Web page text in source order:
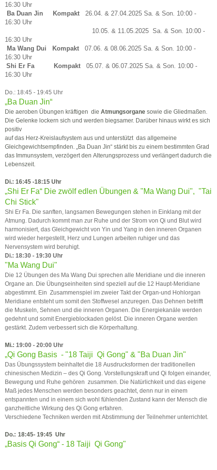
16:30 Uhr
Ba Duan Jin Kompakt 26.04. & 27.04.2025 Sa. & Son. 10:00 -
16:30 Uhr
10.05. & 11.05.2025 Sa. & Son. 10:00 -
16:30 Uhr
Ma Wang Dui Kompakt
07.06. & 08.06.2025 Sa. & Son. 10:00 -
16:30 Uhr
Shi Er Fa Kompakt 05.07. & 06.07.2025 Sa. & Son. 10:00 -
16:30 Uhr
Do.: 18:45 - 19:45 Uhr
„Ba Duan Jin“
Die aeroben Übungen kräftigen die Atmungsorgane sowie die Gliedmaßen.
Die Gelenke lockern sich und werden biegsamer. Darüber hinaus wirkt es sich
positiv
auf das Herz-Kreislaufsystem aus und unterstützt das allgemeine
Gleichgewichtsempfinden. „Ba Duan Jin“ stärkt bis zu einem bestimmten Grad
das Immunsystem, verzögert den Alterungsprozess und verlängert dadurch die
Lebenszeit.
Di.: 16:45 -18:15 Uhr
„Shi Er Fa“ Die zwölf edlen Übungen & "Ma Wang Dui", "Tai
Chi Stick"
Shi Er Fa. Die sanften, langsamen Bewegungen stehen in Einklang mit der
Atmung. Dadurch kommt man zur Ruhe und der Strom von Qi und Blut wird
harmonisiert, das Gleichgewicht von Yin und Yang in den inneren Organen
wird wieder hergestellt, Herz und Lungen arbeiten ruhiger und das
Nervensystem wird beruhigt.
Di.: 18:30 - 19:30 Uhr
"Ma Wang Dui"
Die 12 Übungen des Ma Wang Dui sprechen alle Meridiane und die inneren
Organe an. Die Übungseinheiten sind speziell auf die 12 Haupt-Meridiane
abgestimmt. Ein Zusammenspiel im zweier Takt der Organ-und Hohlorgan
Meridiane entsteht um somit den Stoffwesel anzuregen. Das Dehnen betrifft
die Muskeln, Sehnen und die inneren Organen. Die Energiekanäle werden
gedehnt und somit Energieblockaden gelöst. Die inneren Organe werden
gestärkt. Zudem verbessert sich die Körperhaltung.
Mi.: 19:00 - 20:00 Uhr
​„Qi Gong Basis - "18 Taiji Qi Gong" & "Ba Duan Jin"
Das Übungssystem beinhaltet die 18 Ausdrucksformen der traditionellen
chinesischen Medizin – des Qi Gong. Vorstellungskraft und Qi folgen einander,
Bewegung und Ruhe gehören zusammen. Die Natürlichkeit und das eigene
Maß jedes Menschen werden besonders geachtet, denn nur in einem
entspannten und in einem sich wohl fühlenden Zustand kann der Mensch die
ganzheitliche Wirkung des Qi Gong erfahren.
Verschiedene Techniken werden mit Abstimmung der Teilnehmer unterrichtet.
Do.: 18:45- 19:45 Uhr
„Basis Qi Gong“ - 18 Taiji Qi Gong"